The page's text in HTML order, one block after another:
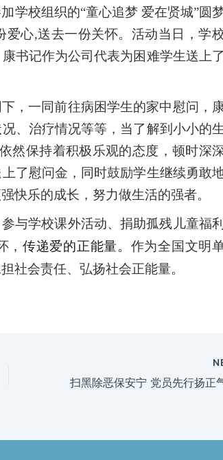
学校组织的“童心追梦 爱在贤城”圆
心,送去一份关怀。活动当日，学
书记作为公司代表为困难学生送上了
，一同前往病困学生的家中慰问，
、治疗情况等等，当了解到小小的生
然保持着积极乐观的态度，顿时深
了慰问金，同时鼓励学生继续勇敢
快乐的成长，努力做生活的强者。
与学校课外活动、捐助孤残儿童福利
，传递爱的正能量。 作为全国文明
社会责任、弘扬社会正能量。